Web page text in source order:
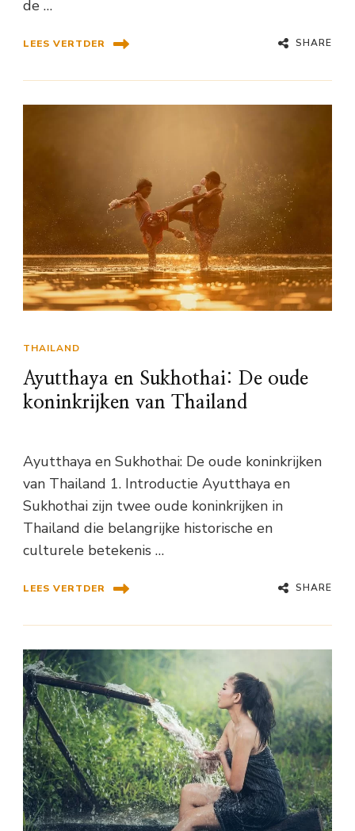
de …
LEES VERTDER SHARE
THAILAND
Ayutthaya en Sukhothai: De oude
koninkrijken van Thailand
Ayutthaya en Sukhothai: De oude koninkrijken
van Thailand 1. Introductie Ayutthaya en
Sukhothai zijn twee oude koninkrijken in
Thailand die belangrijke historische en
culturele betekenis …
LEES VERTDER SHARE